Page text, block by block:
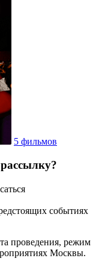
5 фильмов
событиях
проведения, режим
Москвы.